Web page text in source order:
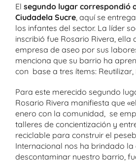
El segundo lugar correspondió
Ciudadela Sucre , aquí se
los infantes del sector. La líder
inscribió fue Rosario Rivera, ella
empresa de aseo por sus
menciona que su barrio ha
con base a tres ítems: Reutilizar,
Para este merecido segundo
Rosario Rivera manifiesta que
enero con la comunidad, se
talleres de concientización y
reciclable para construir el
Internacional nos ha brindado
descontaminar nuestro barrio,